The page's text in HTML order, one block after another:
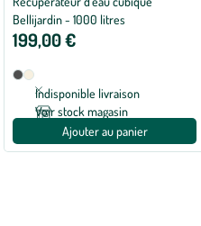
4
sur
5
avec
avis
Bellijardin - 1000 litres
199,00 €
Disponible
coloris
Anthracite
Beige
Indisponible livraison
Voir stock magasin
Ajouter au panier